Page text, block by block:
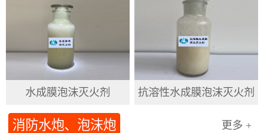
水成膜泡沫灭火剂 抗溶性水成膜泡沫灭火剂
消防水炮、泡沫炮 更多 +